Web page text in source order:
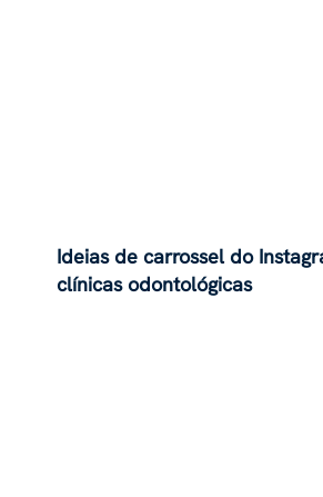
Ideias de carrossel do
clínicas odontológicas